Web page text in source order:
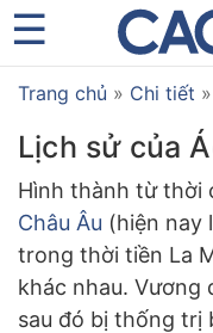
Trang chủ » Chi tiết »
Lịch sử của
Hình thành từ thời
Châu Âu (hiện nay
trong thời tiền La
khác nhau. Vương
sau đó bị thống trị